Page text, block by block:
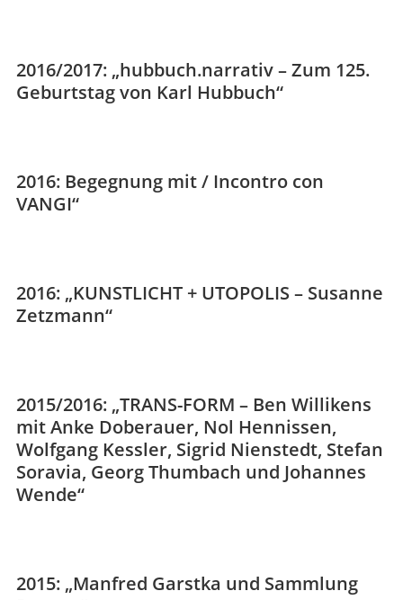
2016/2017: „hubbuch.narrativ – Zum 125.
Geburtstag von Karl Hubbuch“
2016: Begegnung mit / Incontro con
VANGI“
2016: „KUNSTLICHT + UTOPOLIS – Susanne
Zetzmann“
2015/2016: „TRANS-FORM – Ben Willikens
mit Anke Doberauer, Nol Hennissen,
Wolfgang Kessler, Sigrid Nienstedt, Stefan
Soravia, Georg Thumbach und Johannes
Wende“
2015: „Manfred Garstka und Sammlung